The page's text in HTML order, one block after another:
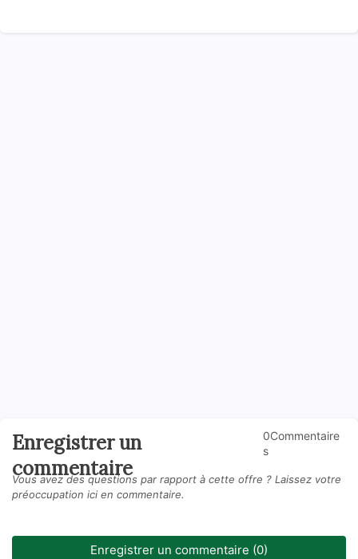
Enregistrer un
commentaire
0Commentaire
s
Vous avez des questions par rapport à cette offre ? Laissez votre
préoccupation ici en commentaire.
Enregistrer un commentaire (0)